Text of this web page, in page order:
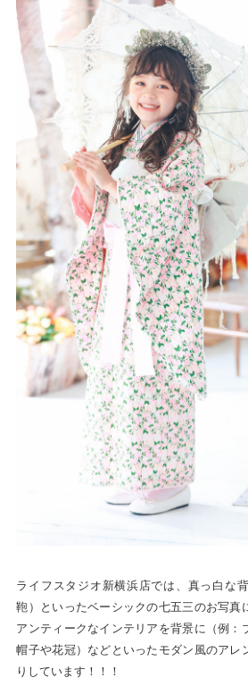
ライフスタジオ新横浜店では、真っ白な
鞄）といったベーシックの七五三のお写真
アンティークなインテリアを背景に（例：
帽子や花冠）などといったモダン風のアレ
りしています！！！